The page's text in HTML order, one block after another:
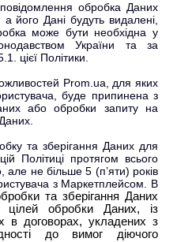
обробка Даних
його Дані будуть видалені,
може бути необхідна у
України та за
цієї Політики.
Prom.ua, для яких
буде припинена з
або обробки запиту на
та зберігання Даних для
Політиці протягом всього
але не більше 5 (п’яти) років
з Маркетплейсом. В
та зберігання Даних
цілей обробки Даних, із
в договорах, укладених з
до вимог діючого